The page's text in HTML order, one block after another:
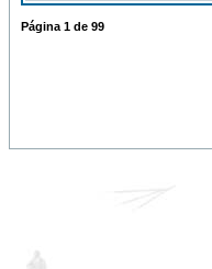
Página 1 de 99